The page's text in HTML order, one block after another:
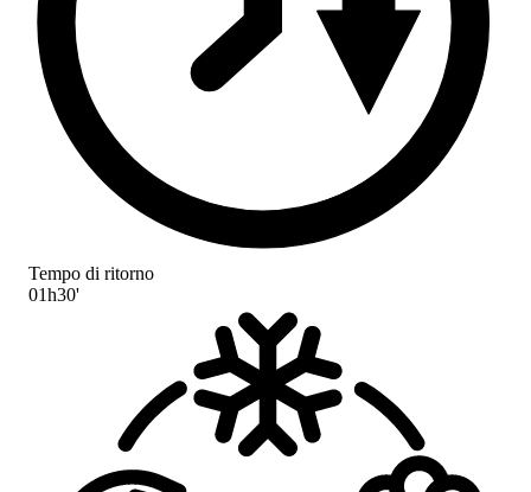
Tempo di ritorno
01h30'